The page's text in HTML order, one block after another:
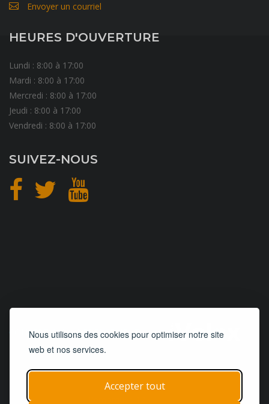
Nous utilisons des cookies pour optimiser notre site
web et nos services.
Accepter tout
Envoyer un courriel
HEURES D'OUVERTURE
Lundi : 8:00 à 17:00
Mardi : 8:00 à 17:00
Mercredi : 8:00 à 17:00
Jeudi : 8:00 à 17:00
Vendredi : 8:00 à 17:00
SUIVEZ-NOUS
CONCEPTIONetHÉBERGEMENT
© 2019 - 2026 | Tous droits réservés